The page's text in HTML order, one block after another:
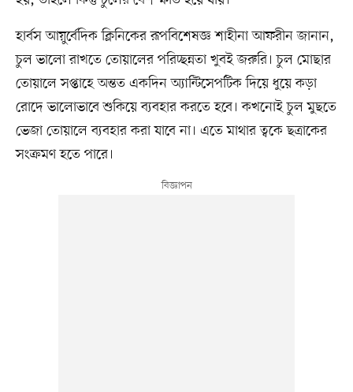
হার্বস আয়ুর্বেদিক ক্লিনিকের রূপবিশেষজ্ঞ শাহীনা আফরীন জানান,
চুল ভালো রাখতে তোয়ালের পরিচ্ছন্নতা খুবই জরুরি। চুল মোছার
তোয়ালে সপ্তাহে অন্তত একদিন অ্যান্টিসেপটিক দিয়ে ধুয়ে কড়া
রোদে ভালোভাবে শুকিয়ে ব্যবহার করতে হবে। কখনোই চুল মুছতে
ভেজা তোয়ালে ব্যবহার করা যাবে না। এতে মাথার ত্বকে ছত্রাকের
সংক্রমণ হতে পারে।